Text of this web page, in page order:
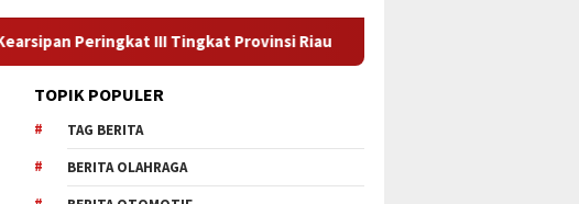
Provinsi Riau Kadiskes Menghadiri Kunjungan Kerja
TOPIK POPULER
TAG BERITA
BERITA OLAHRAGA